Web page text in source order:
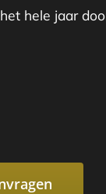
het hele jaar